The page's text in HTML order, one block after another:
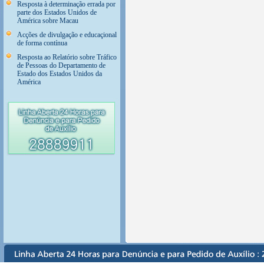
Resposta à determinação errada por
parte dos Estados Unidos de
América sobre Macau
Acções de divulgação e educaçional
de forma contínua
Resposta ao Relatório sobre Tráfico
de Pessoas do Departamento de
Estado dos Estados Unidos da
América